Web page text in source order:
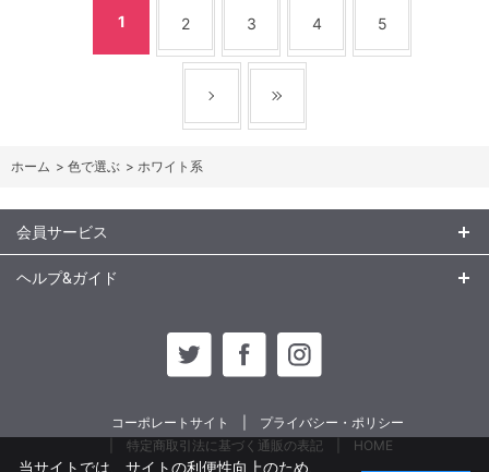
1 2 3 4 5
ホーム > 色で選ぶ > ホワイト系
会員サービス
ヘルプ&ガイド
コーポレートサイト
プライバシー・ポリシー
特定商取引法に基づく通販の表記
HOME
当サイトでは、サイトの利便性向上のため、